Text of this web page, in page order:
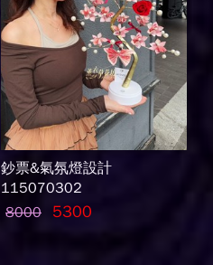
鈔票&氣氛燈設計
115070302
8000
5300